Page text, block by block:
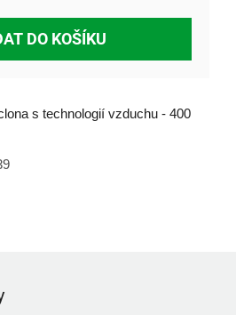
DO KOŠÍKU
s technologií vzduchu - 400